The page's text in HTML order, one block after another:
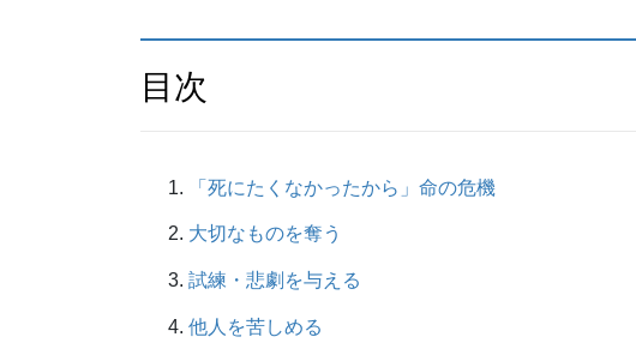
目次
「死にたくなかったから」命の危機
大切なものを奪う
試練・悲劇を与える
他人を苦しめる